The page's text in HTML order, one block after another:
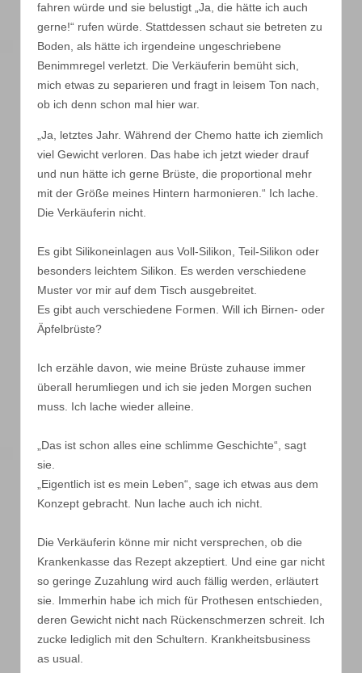
fahren würde und sie belustigt „Ja, die hätte ich auch
gerne!“ rufen würde. Stattdessen schaut sie betreten zu
Boden, als hätte ich irgendeine ungeschriebene
Benimmregel verletzt. Die Verkäuferin bemüht sich,
mich etwas zu separieren und fragt in leisem Ton nach,
ob ich denn schon mal hier war.
„Ja, letztes Jahr. Während der Chemo hatte ich ziemlich
viel Gewicht verloren. Das habe ich jetzt wieder drauf
und nun hätte ich gerne Brüste, die proportional mehr
mit der Größe meines Hintern harmonieren.“ Ich lache.
Die Verkäuferin nicht.
Es gibt Silikoneinlagen aus Voll-Silikon, Teil-Silikon oder
besonders leichtem Silikon. Es werden verschiedene
Muster vor mir auf dem Tisch ausgebreitet.
Es gibt auch verschiedene Formen. Will ich Birnen- oder
Äpfelbrüste?
Ich erzähle davon, wie meine Brüste zuhause immer
überall herumliegen und ich sie jeden Morgen suchen
muss. Ich lache wieder alleine.
„Das ist schon alles eine schlimme Geschichte“, sagt
sie.
„Eigentlich ist es mein Leben“, sage ich etwas aus dem
Konzept gebracht. Nun lache auch ich nicht.
Die Verkäuferin könne mir nicht versprechen, ob die
Krankenkasse das Rezept akzeptiert. Und eine gar nicht
so geringe Zuzahlung wird auch fällig werden, erläutert
sie. Immerhin habe ich mich für Prothesen entschieden,
deren Gewicht nicht nach Rückenschmerzen schreit. Ich
zucke lediglich mit den Schultern. Krankheitsbusiness
as usual.